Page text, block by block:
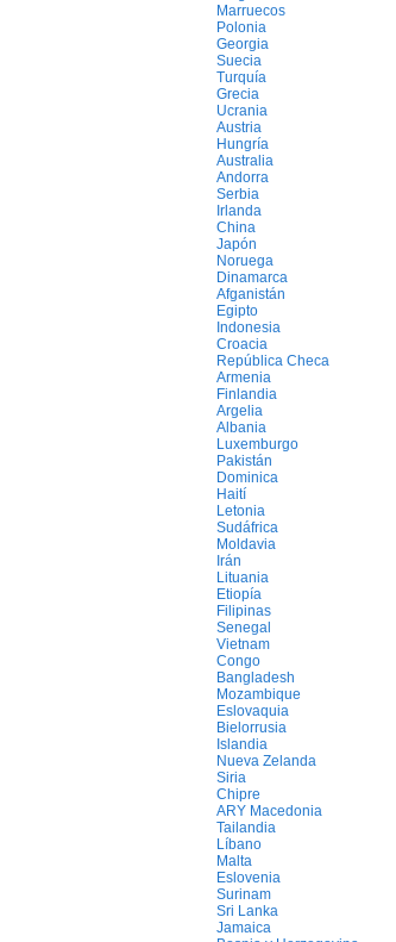
Marruecos
Polonia
Georgia
Suecia
Turquía
Grecia
Ucrania
Austria
Hungría
Australia
Andorra
Serbia
Irlanda
China
Japón
Noruega
Dinamarca
Afganistán
Egipto
Indonesia
Croacia
República Checa
Armenia
Finlandia
Argelia
Albania
Luxemburgo
Pakistán
Dominica
Haití
Letonia
Sudáfrica
Moldavia
Irán
Lituania
Etiopía
Filipinas
Senegal
Vietnam
Congo
Bangladesh
Mozambique
Eslovaquia
Bielorrusia
Islandia
Nueva Zelanda
Siria
Chipre
ARY Macedonia
Tailandia
Líbano
Malta
Eslovenia
Surinam
Sri Lanka
Jamaica